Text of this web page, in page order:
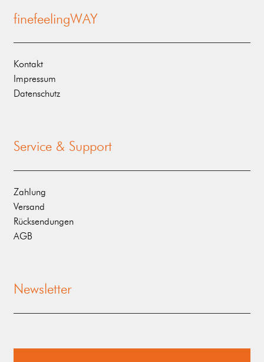
finefeelingWAY
Kontakt
Impressum
Datenschutz
Service & Support
Zahlung
Versand
Rücksendungen
AGB
Newsletter